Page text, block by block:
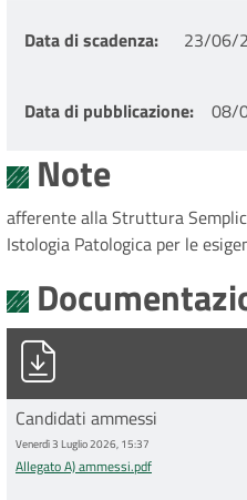
Data di scadenza 23/06/
Data di pubblicazione 08/
Note
afferente alla Struttura
Istologia Patologica per le
Allegato A) ammessi.pdf
Candidati ammessi
Venerdì 3 Luglio 2026, 15:37
Allegato A) ammessi.pdf